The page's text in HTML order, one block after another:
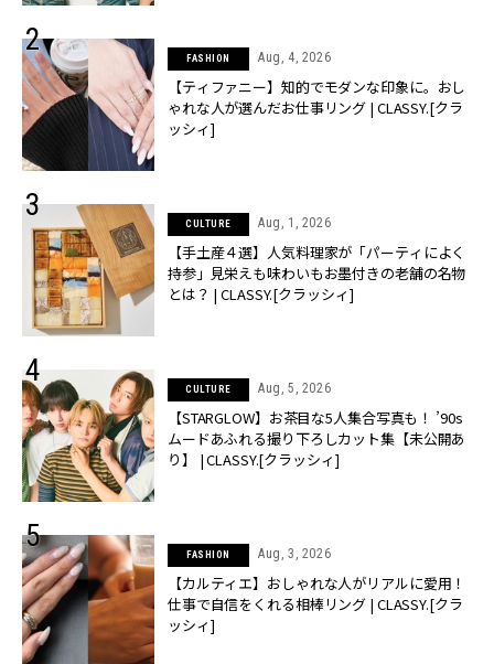
FASHION Aug, 4, 2026
【ティファニー】知的でモダンな印象に。おし
ゃれな人が選んだお仕事リング | CLASSY.[クラ
ッシィ]
CULTURE Aug, 1, 2026
【手土産４選】人気料理家が「パーティによく
持参」見栄えも味わいもお墨付きの老舗の名物
とは？ | CLASSY.[クラッシィ]
CULTURE Aug, 5, 2026
【STARGLOW】お茶目な5人集合写真も！ ’90s
ムードあふれる撮り下ろしカット集【未公開あ
り】 | CLASSY.[クラッシィ]
FASHION Aug, 3, 2026
【カルティエ】おしゃれな人がリアルに愛用！
仕事で自信をくれる相棒リング | CLASSY.[クラ
ッシィ]